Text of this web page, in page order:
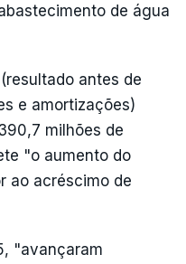
de água
antes de
e amortizações)
milhões de
"o aumento do
ao acréscimo de
"avançaram